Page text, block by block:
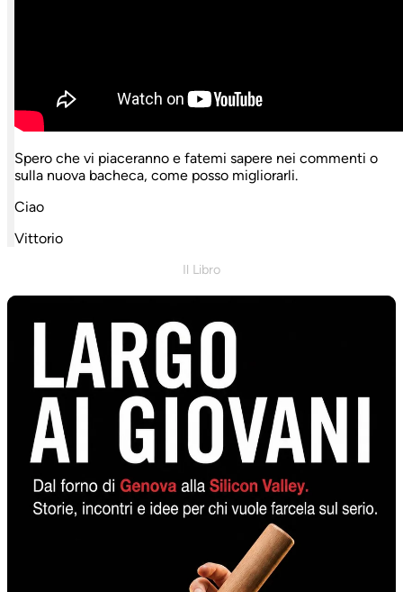
Spero che vi piaceranno e fatemi sapere nei commenti o
sulla nuova bacheca, come posso migliorarli.
Ciao
Vittorio
Il Libro